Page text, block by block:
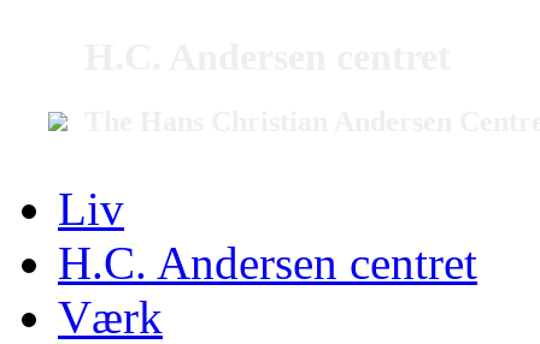
Liv
H.C. Andersen centret
Værk